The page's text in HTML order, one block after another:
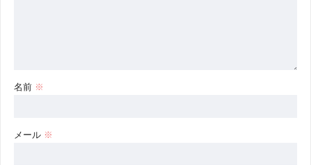
名前 ※
メール ※